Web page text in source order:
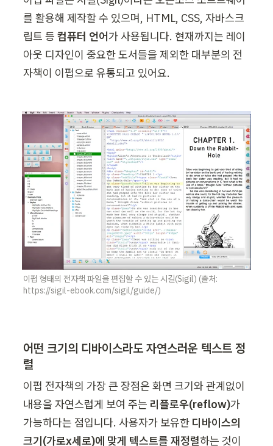
를 활용해 제작할 수 있으며, HTML, CSS, 자바스크
립트 등 컴퓨터 언어가 사용됩니다. 현재까지는 레이
아웃 디자인이 중요한 도서들을 제외한 대부분의 전
자책이 이펍으로 유통되고 있어요.
이펍 형태의 전자책 파일을 편집할 수 있는 시길(Sigil) (출처:
https://sigil-ebook.com/sigil/guide/)
어떤 크기의 디바이스라도 자연스러운 텍스트 정
렬
이펍 전자책의 가장 큰 장점은 화면 크기와 관계없이
내용을 자연스럽게 보여 주는 리플로우(reflow)가
가능하다는 점입니다. 사용자가 보유한 디바이스의
크기(가로x세로)에 맞게 텍스트를 재정렬하는 것이